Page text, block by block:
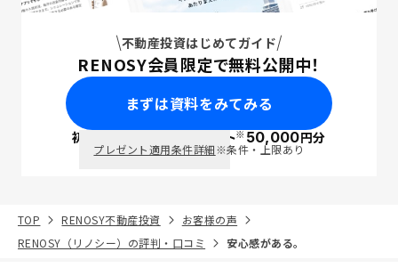
不動産投資はじめてガイド
RENOSY会員限定で無料公開中！
まずは資料をみてみる
初回面談で ポイント※50,000円分
プレゼント適用条件詳細※条件・上限あり
TOP RENOSY不動産投資
お客様の声
RENOSY（リノシー）の評判・口コミ
安心感がある。